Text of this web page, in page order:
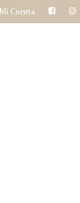
Mi Cuenta